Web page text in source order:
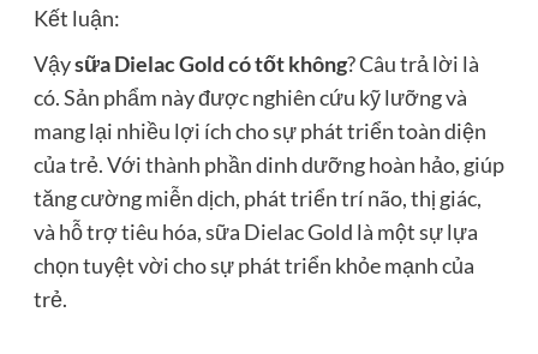
Kết luận:
Vậysữa Dielac Gold có tốt không? Câu trả lời là
có. Sản phẩm này được nghiên cứu kỹ lưỡng và
mang lại nhiều lợi ích cho sự phát triển toàn diện
của trẻ. Với thành phần dinh dưỡng hoàn hảo, giúp
tăng cường miễn dịch, phát triển trí não, thị giác,
và hỗ trợ tiêu hóa, sữa Dielac Gold là một sự lựa
chọn tuyệt vời cho sự phát triển khỏe mạnh của
trẻ.